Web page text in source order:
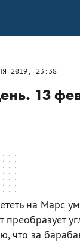
2019, 23:38
13
на Марс
преобразует
что за